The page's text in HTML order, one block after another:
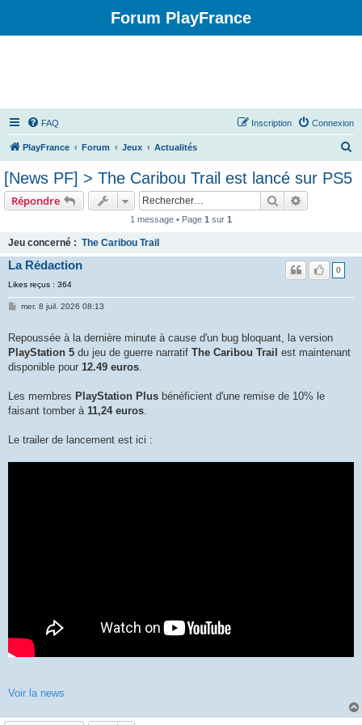
Forum PlayFrance
FAQ Connexion
Inscription
PlayFrance Forum Jeux Actualités
[News PF] > The Caribou Trail est lancé sur PS5
Répondre Rechercher
1 message • Page 1 sur 1
Jeu concerné : The Caribou Trail
La Rédaction
Likes reçus : 364
0
mer. 8 juil. 2026 08:13
Repoussée à la dernière minute à cause d'un bug bloquant, la version
PlayStation 5 du jeu de guerre narratif The Caribou Trail est maintenant
disponible pour 12.49 euros.
Les membres PlayStation Plus bénéficient d'une remise de 10% le
faisant tomber à 11,24 euros.
Le trailer de lancement est ici :
Voir la news